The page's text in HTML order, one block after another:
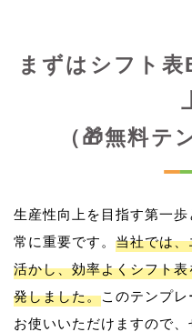
まずはシフト
（🎁無料テ
生産性向上を目指す第一
常に重要です。 当社では
活かし、効率よくシフト
発しました。このテンプ
お使いいただけますので、